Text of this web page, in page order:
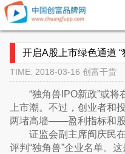
开启A股上市绿色通道
TIME: 2018-03-16 创富干货
“独角兽IPO新政”或
上市潮。不过，创业者和
两堵高墙——盈利指标和股
证监会副主席阎庆民
评判“独角兽”企业名单。